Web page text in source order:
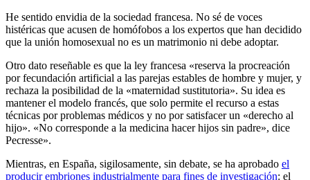
He sentido envidia de la sociedad francesa. No sé de voces
histéricas que acusen de homófobos a los expertos que han decidido
que la unión homosexual no es un matrimonio ni debe adoptar.
Otro dato reseñable es que la ley francesa «reserva la procreación
por fecundación artificial a las parejas estables de hombre y mujer, y
rechaza la posibilidad de la «maternidad sustitutoria». Su idea es
mantener el modelo francés, que solo permite el recurso a estas
técnicas por problemas médicos y no por satisfacer un «derecho al
hijo». «No corresponde a la medicina hacer hijos sin padre», dice
Pecresse».
Mientras, en España, sigilosamente, sin debate, se ha aprobado el
producir embriones industrialmente para fines de investigación: el